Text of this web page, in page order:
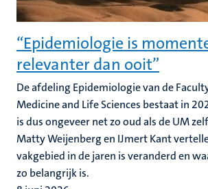
“Epidemiologie is
relevanter dan ooit”
De afdeling Epidemiologie van de
Medicine and Life Sciences bestaat in
is dus ongeveer net zo oud als de UM
Matty Weijenberg en IJmert Kant
vakgebied in de jaren is veranderd en
zo belangrijk is.